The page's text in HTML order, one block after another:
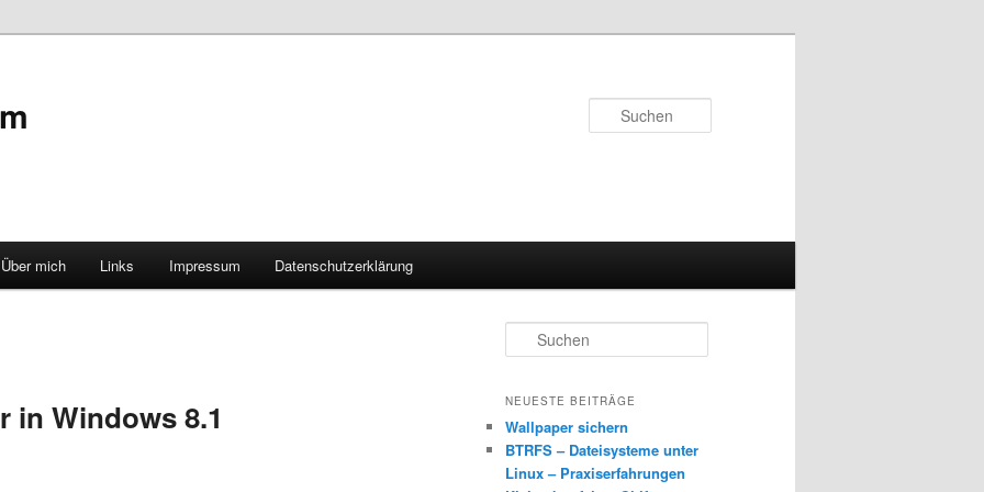
Über mich Links Impressum Datenschutzerklärung
in Windows 8.1
u
h
n
NEUESTE BEITRÄGE
Wallpaper sichern
BTRFS – Dateisysteme unter
Linux – Praxiserfahrungen